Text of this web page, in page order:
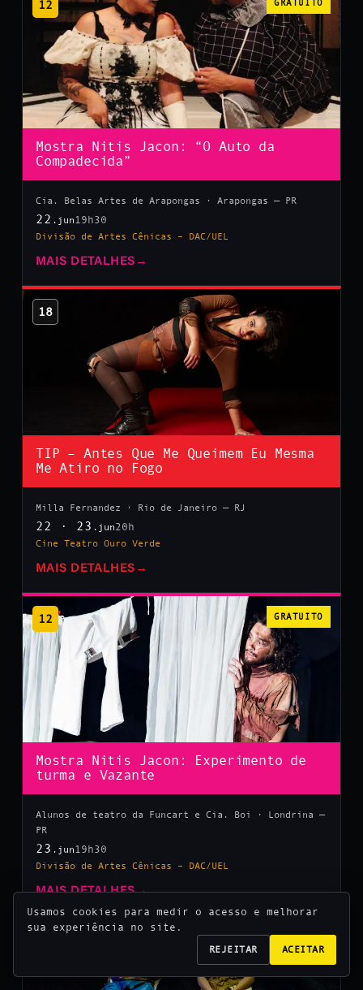
12 GRATUITO
Mostra Nitis Jacon: “O Auto da
Compadecida”
Cia. Belas Artes de Arapongas · Arapongas — PR
22 .jun 19h30
Divisão de Artes Cênicas – DAC/UEL
MAIS DETALHES →
18
TIP – Antes Que Me Queimem Eu Mesma
Me Atiro no Fogo
Milla Fernandez · Rio de Janeiro — RJ
22 · 23 .jun20h
Cine Teatro Ouro Verde
MAIS DETALHES →
12 GRATUITO
Mostra Nitis Jacon: Experimento de
turma e Vazante
Alunos de teatro da Funcart e Cia. Boi · Londrina —
PR
23 .jun 19h30
Divisão de Artes Cênicas – DAC/UEL
MAIS DETALHES→
Usamos cookies para medir o acesso e melhorar
sua experiência no site.
REJEITAR ACEITAR